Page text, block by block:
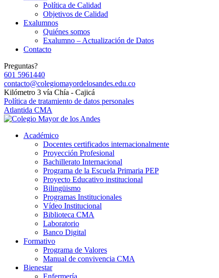
Política de Calidad
Objetivos de Calidad
Exalumnos
Quiénes somos
Exalumno – Actualización de Datos
Contacto
Preguntas?
601 5961440
contacto@colegiomayordelosandes.edu.co
Kilómetro 3 vía Chía - Cajicá
Política de tratamiento de datos personales
Atlantida CMA
Académico
Docentes certificados internacionalmente
Proyección Profesional
Bachillerato Internacional
Programa de la Escuela Primaria PEP
Proyecto Educativo institucional
Bilingüismo
Programas Institucionales
Vídeo Institucional
Biblioteca CMA
Laboratorio
Banco Digital
Formativo
Programa de Valores
Manual de convivencia CMA
Bienestar
Enfermería